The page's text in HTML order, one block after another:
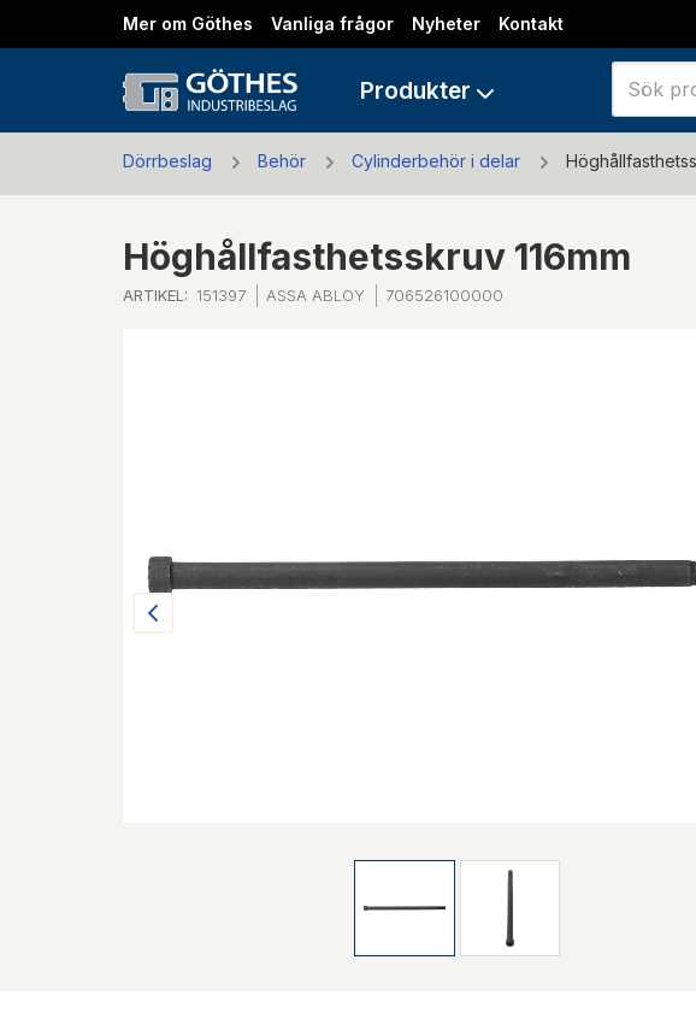
Mer om Göthes Vanliga frågor Nyheter Kontakt
Produkter
Dörrbeslag Behör Cylinderbehör i delar
Höghållfasthetsskruv 116mm
ARTIKEL: 151397 ASSA ABLOY 706526100000